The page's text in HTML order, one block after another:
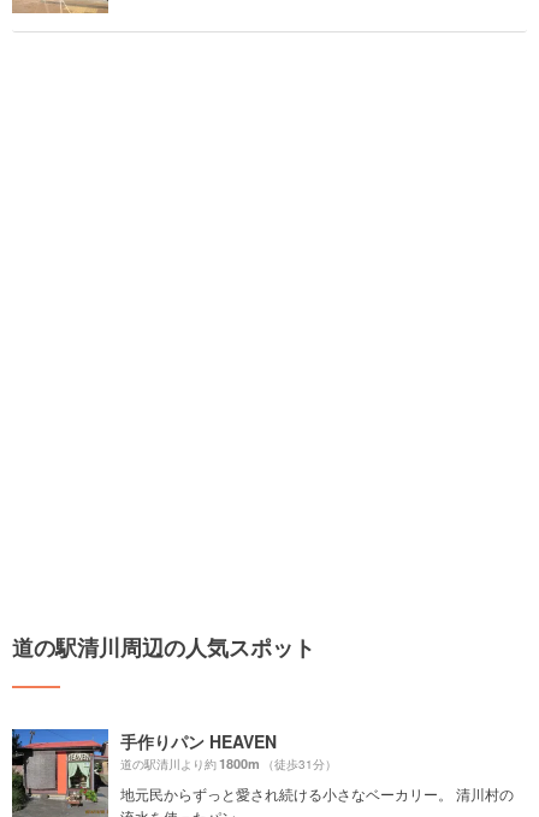
道の駅清川周辺の人気スポット
手作りパン HEAVEN
道の駅清川より約1800m （徒歩31分）
地元民からずっと愛され続ける小さなベーカリー。 清川村の